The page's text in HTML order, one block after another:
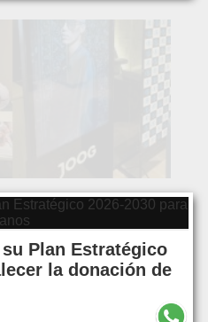
Plan Estratégico
la donación de